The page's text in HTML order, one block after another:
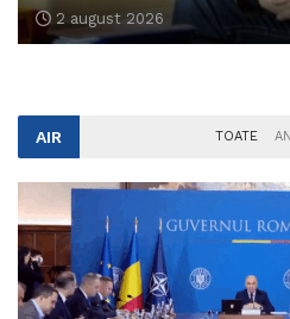
2 august 2026
AIR TOATE